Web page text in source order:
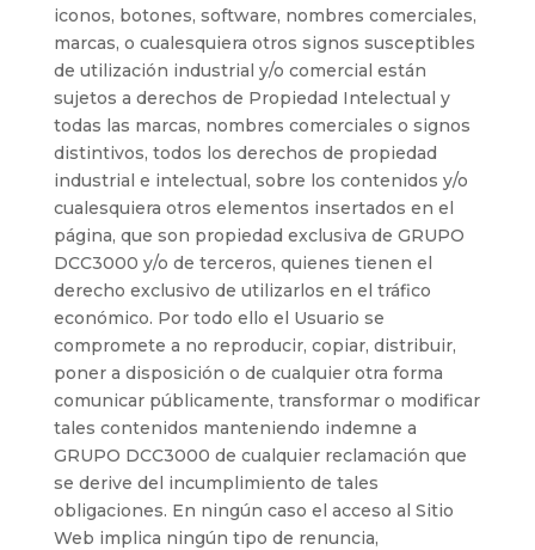
iconos, botones, software, nombres comerciales,
marcas, o cualesquiera otros signos susceptibles
de utilización industrial y/o comercial están
sujetos a derechos de Propiedad Intelectual y
todas las marcas, nombres comerciales o signos
distintivos, todos los derechos de propiedad
industrial e intelectual, sobre los contenidos y/o
cualesquiera otros elementos insertados en el
página, que son propiedad exclusiva de GRUPO
DCC3000 y/o de terceros, quienes tienen el
derecho exclusivo de utilizarlos en el tráfico
económico. Por todo ello el Usuario se
compromete a no reproducir, copiar, distribuir,
poner a disposición o de cualquier otra forma
comunicar públicamente, transformar o modificar
tales contenidos manteniendo indemne a
GRUPO DCC3000 de cualquier reclamación que
se derive del incumplimiento de tales
obligaciones. En ningún caso el acceso al Sitio
Web implica ningún tipo de renuncia,